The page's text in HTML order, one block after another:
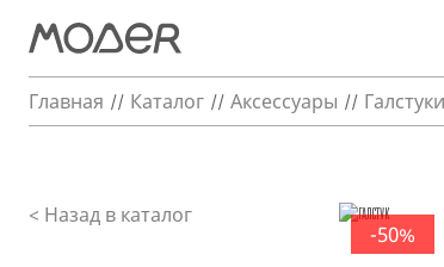
Главная Каталог Аксессуары Галстуки
< Назад в каталог
-50%